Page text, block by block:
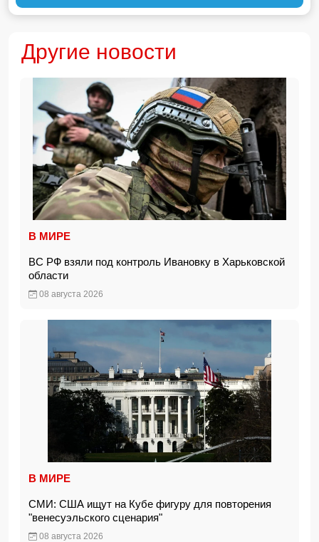
Другие новости
В МИРЕ
ВС РФ взяли под контроль Ивановку в Харьковской
области
08 августа 2026
В МИРЕ
СМИ: США ищут на Кубе фигуру для повторения
"венесуэльского сценария"
08 августа 2026